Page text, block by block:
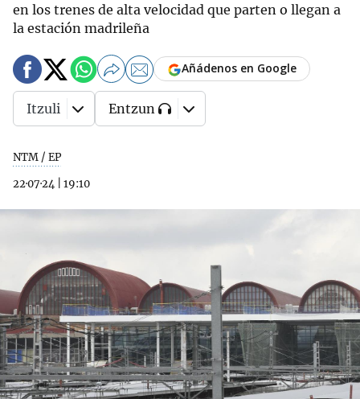
en los trenes de alta velocidad que parten o llegan a
la estación madrileña
NTM / EP
22·07·24
19:10
Añádenos en Google
Itzuli Entzun